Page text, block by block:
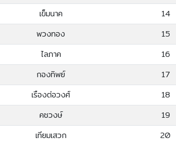
เข็มนาค
14
พวงทอง
15
ไลภาค
16
กองทิพย์
17
เรืองต่อวงศ์
18
คชวงษ์
19
เทียมเสวก
20